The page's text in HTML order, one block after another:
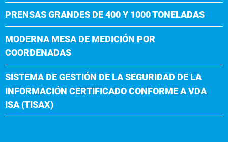
PRENSAS GRANDES DE 400 Y 1000 TONELADAS
MODERNA MESA DE MEDICIÓN POR
COORDENADAS
SISTEMA DE GESTIÓN DE LA SEGURIDAD DE LA
INFORMACIÓN CERTIFICADO CONFORME A VDA
ISA (TISAX)